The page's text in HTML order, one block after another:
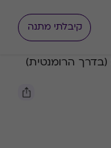
קיבלתי מתנה